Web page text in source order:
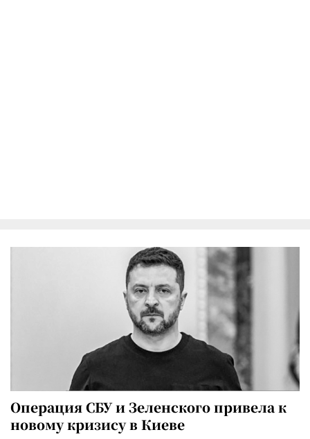
Операция СБУ и Зеленского привела к
новому кризису в Киеве